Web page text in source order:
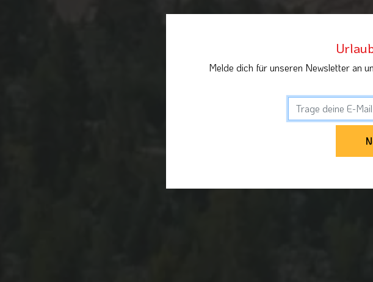
Melde dich für unseren Newsletter an